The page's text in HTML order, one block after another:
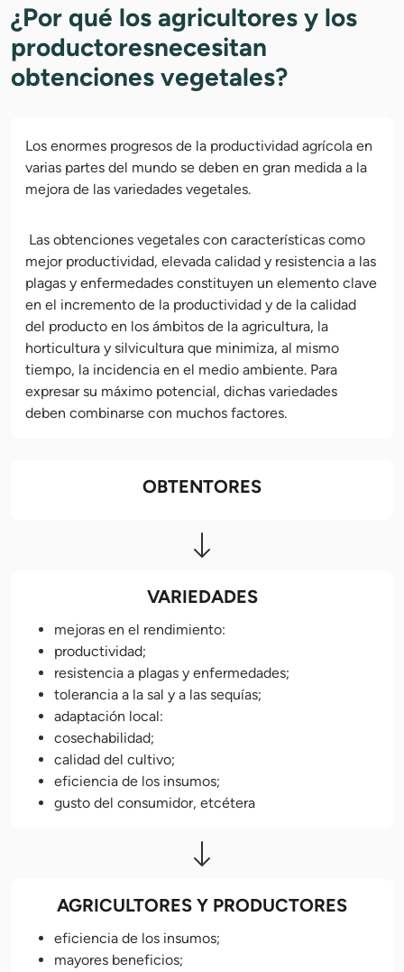
¿Por qué los agricultores y los
productoresnecesitan
obtenciones vegetales?
Los enormes progresos de la productividad agrícola en
varias partes del mundo se deben en gran medida a la
mejora de las variedades vegetales.
Las obtenciones vegetales con características como
mejor productividad, elevada calidad y resistencia a las
plagas y enfermedades constituyen un elemento clave
en el incremento de la productividad y de la calidad
del producto en los ámbitos de la agricultura, la
horticultura y silvicultura que minimiza, al mismo
tiempo, la incidencia en el medio ambiente. Para
expresar su máximo potencial, dichas variedades
deben combinarse con muchos factores.
OBTENTORES
VARIEDADES
mejoras en el rendimiento:
productividad;
resistencia a plagas y enfermedades;
tolerancia a la sal y a las sequías;
adaptación local:
cosechabilidad;
calidad del cultivo;
eficiencia de los insumos;
gusto del consumidor, etcétera
AGRICULTORES Y PRODUCTORES
eficiencia de los insumos;
mayores beneficios;